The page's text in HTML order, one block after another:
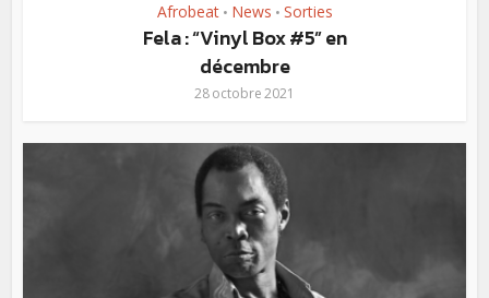
Afrobeat • News • Sorties
Fela : “Vinyl Box #5” en
décembre
28 octobre 2021